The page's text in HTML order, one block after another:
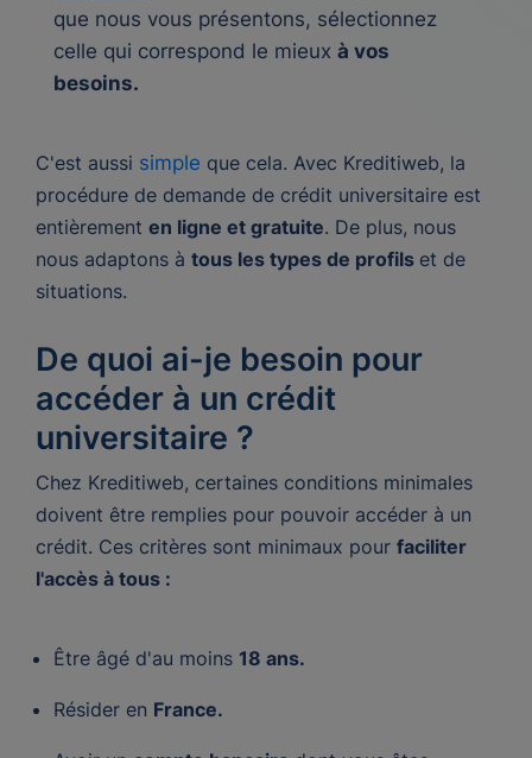
que nous vous présentons, sélectionnez
celle qui correspond le mieux à vos
besoins.
C'est aussi simple que cela. Avec Kreditiweb, la
procédure de demande de crédit universitaire est
entièrement en ligne et gratuite. De plus, nous
nous adaptons à tous les types de profils et de
situations.
De quoi ai-je besoin pour
accéder à un crédit
universitaire ?
Chez Kreditiweb, certaines conditions minimales
doivent être remplies pour pouvoir accéder à un
crédit. Ces critères sont minimaux pour faciliter
l'accès à tous :
Être âgé d'au moins 18 ans.
Résider en France.